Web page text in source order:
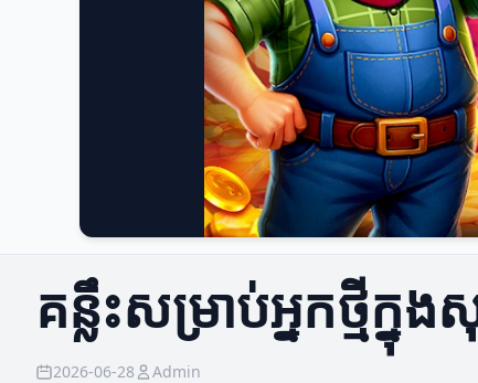
គន្លឹះសម្រាប់អ្នកថ្មីក្
2026-06-28 Admin